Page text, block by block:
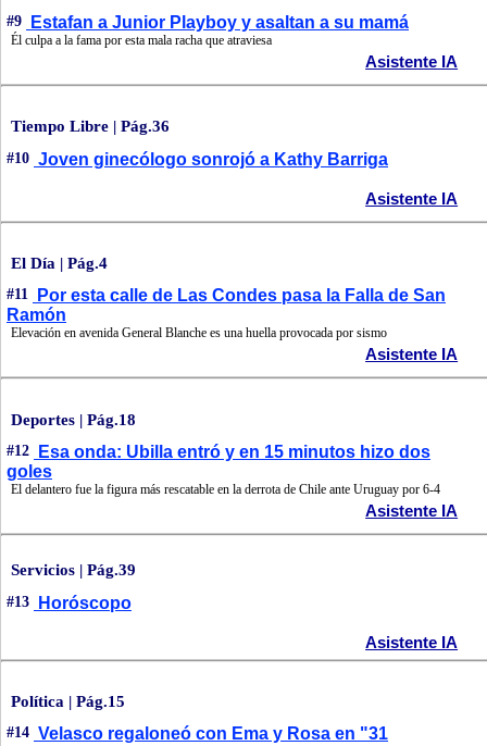
#9 Estafan a Junior Playboy y asaltan a su mamá
Él culpa a la fama por esta mala racha que atraviesa
Asistente IA
Tiempo Libre | Pág.36
#10 Joven ginecólogo sonrojó a Kathy Barriga
Asistente IA
El Día | Pág.4
#11
Por esta calle de Las Condes pasa la Falla de San
Ramón
Elevación en avenida General Blanche es una huella provocada por sismo
Asistente IA
Deportes | Pág.18
#12
Esa onda: Ubilla entró y en 15 minutos hizo dos
goles
El delantero fue la figura más rescatable en la derrota de Chile ante Uruguay por 6-4
Asistente IA
Servicios | Pág.39
#13 Horóscopo
Asistente IA
Política | Pág.15
#14 Velasco regaloneó con Ema y Rosa en "31